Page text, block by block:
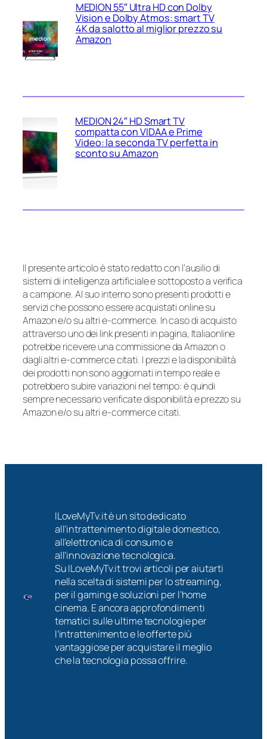
MEDION 55″ Ultra HD con Dolby
Vision e Dolby Atmos: smart TV
4K da salotto al miglior prezzo su
Amazon
MEDION 24″ HD Smart TV
compatta con VIDAA e Prime
Video: la seconda TV perfetta in
sconto su Amazon
Il presente articolo è stato redatto con l’ausilio di
sistemi di intelligenza artificiale e sottoposto a verifica
a campione. Al suo interno sono presenti prodotti e
servizi che possono essere acquistati online su
Amazon e/o su altri e-commerce. In caso di acquisto
attraverso uno dei link presenti in pagina, Italiaonline
potrebbe ricevere una commissione da Amazon o
dagli altri e-commerce citati. I prezzi e la disponibilità
dei prodotti non sono aggiornati in tempo reale e
potrebbero subire variazioni nel tempo: è quindi
sempre necessario verificate disponibilità e prezzo su
Amazon e/o su altri e-commerce citati.
ILoveMyTv.it è un sito dedicato
all’intrattenimento digitale domestico,
all’elettronica di consumo e
all’innovazione tecnologica.
Su ILoveMyTv.it trovi articoli per aiutarti
nella scelta di sistemi per lo streaming,
per il gaming e soluzioni per l’home
cinema. E ancora approfondimenti
tematici sulle ultime tecnologie per
l’intrattenimento e le offerte più
vantaggiose per acquistare il meglio
che la tecnologia possa offrire.